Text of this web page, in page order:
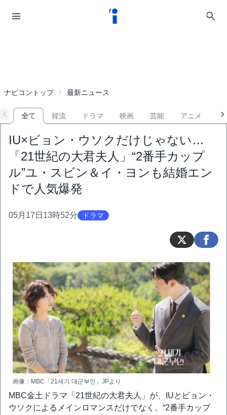
ナビコントップ 最新ニュース
全て 韓流 ドラマ 映画 芸能 アニメ
IU×ビョン・ウソクだけじゃない…
「21世紀の大君夫人」“2番手カップ
ル”ユ・スビン＆イ・ヨンも結婚エン
ドで人気爆発
05月17日13時52分 ドラマ
画像：MBC「21세기 대군부인」JPより
MBC金土ドラマ「21世紀の大君夫人」が、IUとビョン・
ウソクによるメインロマンスだけでなく、“2番手カップ